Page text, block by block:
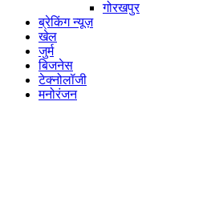
गोरखपुर
ब्रेकिंग न्यूज़
खेल
जुर्म
बिजनेस
टेक्नोलॉजी
मनोरंजन